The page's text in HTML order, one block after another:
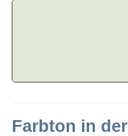
Farbton in der